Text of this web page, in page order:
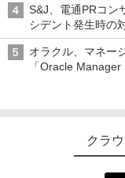
S&J、電通PRコン
シデント発生時の
ラムを提供
オラクル、マネー
「Oracle
クラ